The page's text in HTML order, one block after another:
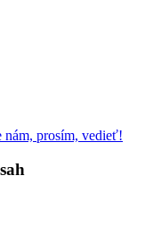
nám, prosím, vedieť!